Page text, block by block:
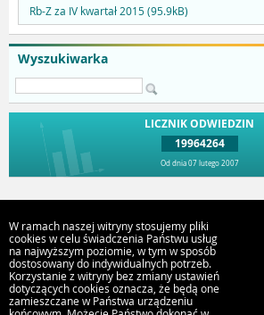
Wyszukiwarka
LICZNIK ODWIEDZIN
19964264
Od dnia 07 lutego 2007
Rb-Z za IV kwartał 2015 (95.9kB)
Urząd Miejski Strumień
ul. Rynek 4, 43-246 Strumień
W ramach naszej witryny stosujemy pliki
cookies w celu świadczenia Państwu usług
na najwyższym poziomie, w tym w sposób
dostosowany do indywidualnych potrzeb.
Korzystanie z witryny bez zmiany ustawień
dotyczących cookies oznacza, że będą one
zamieszczane w Państwa urządzeniu